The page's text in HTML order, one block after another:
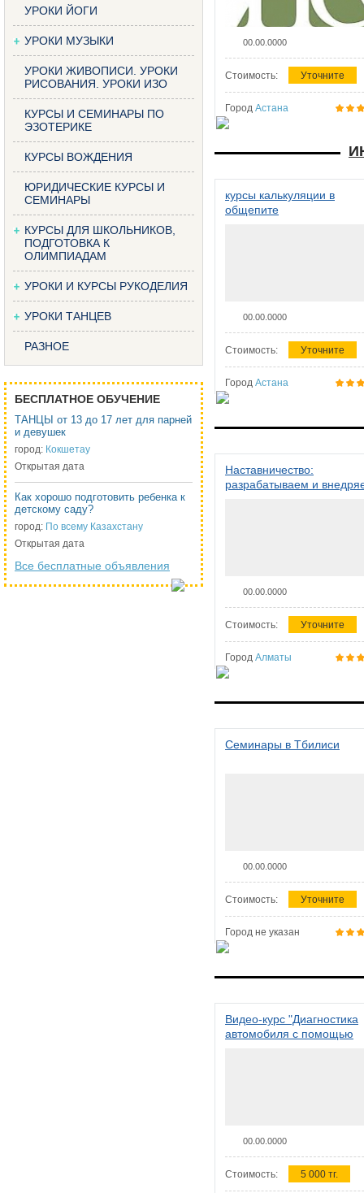
УРОКИ ЙОГИ
УРОКИ МУЗЫКИ
УРОКИ ЖИВОПИСИ. УРОКИ
РИСОВАНИЯ. УРОКИ ИЗО
КУРСЫ И СЕМИНАРЫ ПО
ЭЗОТЕРИКЕ
КУРСЫ ВОЖДЕНИЯ
ЮРИДИЧЕСКИЕ КУРСЫ И
СЕМИНАРЫ
КУРСЫ ДЛЯ ШКОЛЬНИКОВ,
ПОДГОТОВКА К
ОЛИМПИАДАМ
УРОКИ И КУРСЫ РУКОДЕЛИЯ
УРОКИ ТАНЦЕВ
РАЗНОЕ
БЕСПЛАТНОЕ ОБУЧЕНИЕ
ТАНЦЫ от 13 до 17 лет для парней
и девушек
город: Кокшетау
Открытая дата
Как хорошо подготовить ребенка к
детскому саду?
город: По всему Казахстану
Открытая дата
Все бесплатные объявления
00.00.0000
Стоимость: Уточните
Город Астана
курсы калькуляции в
общепите
00.00.0000
Стоимость: Уточните
Город Астана
Наставничество:
разрабатываем и
00.00.0000
Стоимость: Уточните
Город Алматы
Семинары в Тбилиси
00.00.0000
Стоимость: Уточните
Город не указан
Видео-курс "Диагностика
автомобиля с помощью
00.00.0000
Стоимость: 5 000 тг.